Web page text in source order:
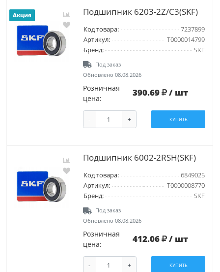
Акция Подшипник 6203-2Z/C3(SKF)
Код товара:
7237899
Артикул:
T0000014799
Бренд:
SKF
Под заказ
Обновлено 08.08.2026
Розничная
цена:
390.69 / шт
- + КУПИТЬ
Подшипник 6002-2RSH(SKF)
Код товара:
6849025
Артикул:
Т0000008770
Бренд:
SKF
Под заказ
Обновлено 08.08.2026
Розничная
цена:
412.06 / шт
- + КУПИТЬ